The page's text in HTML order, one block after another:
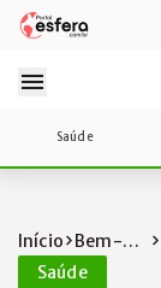
Saúde
Início
Bem-
estar
Saúde